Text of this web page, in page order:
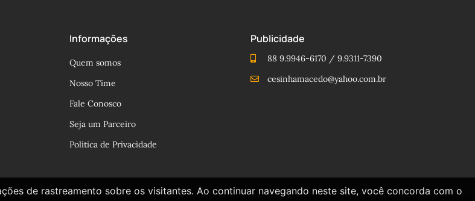
Informações
Quem somos
Nosso Time
Fale Conosco
Seja um Parceiro
Política de Privacidade
Publicidade
88 9.9946-6170 / 9.9311-7390
cesinhamacedo@yahoo.com.br
de rastreamento sobre os visitantes. Ao continuar navegando neste site, você concorda com o